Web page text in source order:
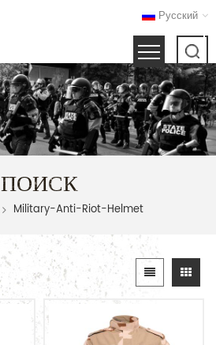
Русский
ПОИСК
Military-Anti-Riot-Helmet